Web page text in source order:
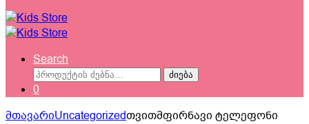
Search
ძებნა:
ძიება
0
მთავარიUncategorizedთვითმფირნავი ტელეფონი